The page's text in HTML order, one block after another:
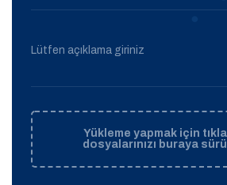
Lütfen açıklama giriniz
Yükleme yapmak için
dosyalarınızı buraya